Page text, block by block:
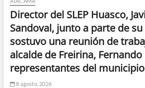
Director del SLEP Huasco,
Sandoval, junto a parte de
sostuvo una reunión de
alcalde de Freirina, Fernando
representantes del municipio
8 agosto, 2026